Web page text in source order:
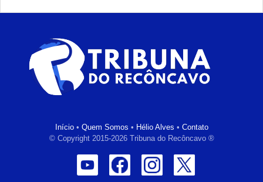
Início• Quem Somos • Hélio Alves • Contato
© Copyright 2015-2026 Tribuna do Recôncavo ®